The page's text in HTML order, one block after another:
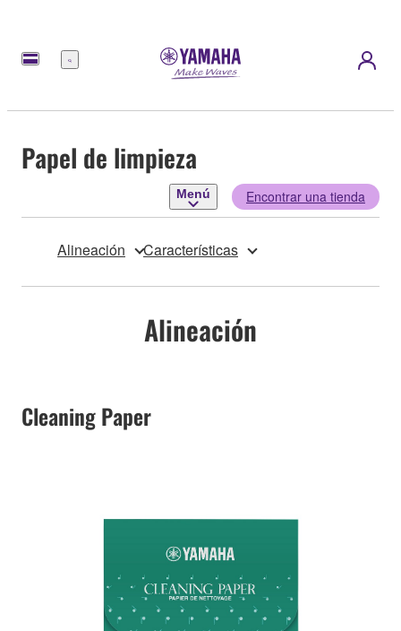
Menú
Papel de limpieza
Menú Encontrar una tienda
Alineación Características
Alineación
Cleaning Paper